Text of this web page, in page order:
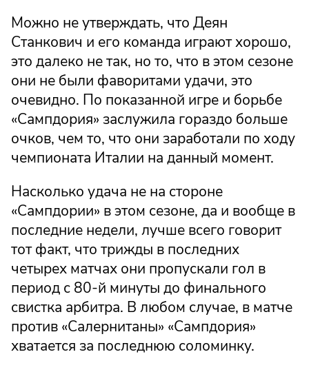
Можно не утверждать, что Деян
Станкович и его команда играют хорошо,
это далеко не так, но то, что в этом сезоне
они не были фаворитами удачи, это
очевидно. По показанной игре и борьбе
«Сампдория» заслужила гораздо больше
очков, чем то, что они заработали по ходу
чемпионата Италии на данный момент.
Насколько удача не на стороне
«Сампдории» в этом сезоне, да и вообще в
последние недели, лучше всего говорит
тот факт, что трижды в последних
четырех матчах они пропускали гол в
период с 80-й минуты до финального
свистка арбитра. В любом случае, в матче
против «Салернитаны» «Сампдория»
хватается за последнюю соломинку.